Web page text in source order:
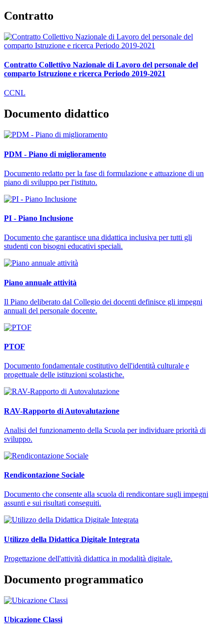
Contratto
Contratto Collettivo Nazionale di Lavoro del personale del
comparto Istruzione e ricerca Periodo 2019-2021
CCNL
Documento didattico
PDM - Piano di miglioramento
Documento redatto per la fase di formulazione e attuazione di un
piano di sviluppo per l'istituto.
PI - Piano Inclusione
Documento che garantisce una didattica inclusiva per tutti gli
studenti con bisogni educativi speciali.
Piano annuale attività
Il Piano deliberato dal Collegio dei docenti definisce gli impegni
annuali del personale docente.
PTOF
Documento fondamentale costitutivo dell'identità culturale e
progettuale delle istituzioni scolastiche.
RAV-Rapporto di Autovalutazione
Analisi del funzionamento della Scuola per individuare priorità di
sviluppo.
Rendicontazione Sociale
Documento che consente alla scuola di rendicontare sugli impegni
assunti e sui risultati conseguiti.
Utilizzo della Didattica Digitale Integrata
Progettazione dell'attività didattica in modalità digitale.
Documento programmatico
Ubicazione Classi